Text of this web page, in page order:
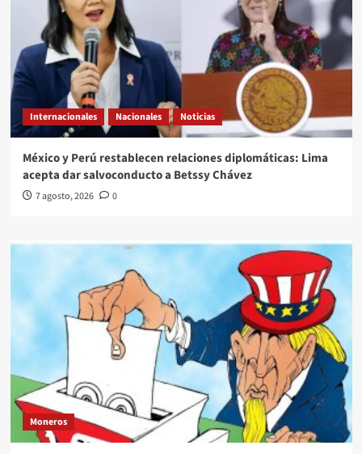
Internacionales Nacionales Noticias
México y Perú restablecen relaciones diplomáticas: Lima
acepta dar salvoconducto a Betssy Chávez
7 agosto, 2026 0
Moneros